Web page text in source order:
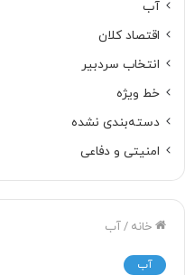
خانه /آب
آب
آب
اقتصاد کلان
انتخاب سردبیر
خط ویژه
دسته‌بندی نشده
امنیتی و دفاعی